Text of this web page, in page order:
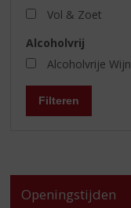
Vol & Zoet
Alcoholvrij
Alcoholvrije Wijn
Filteren
Openingstijden